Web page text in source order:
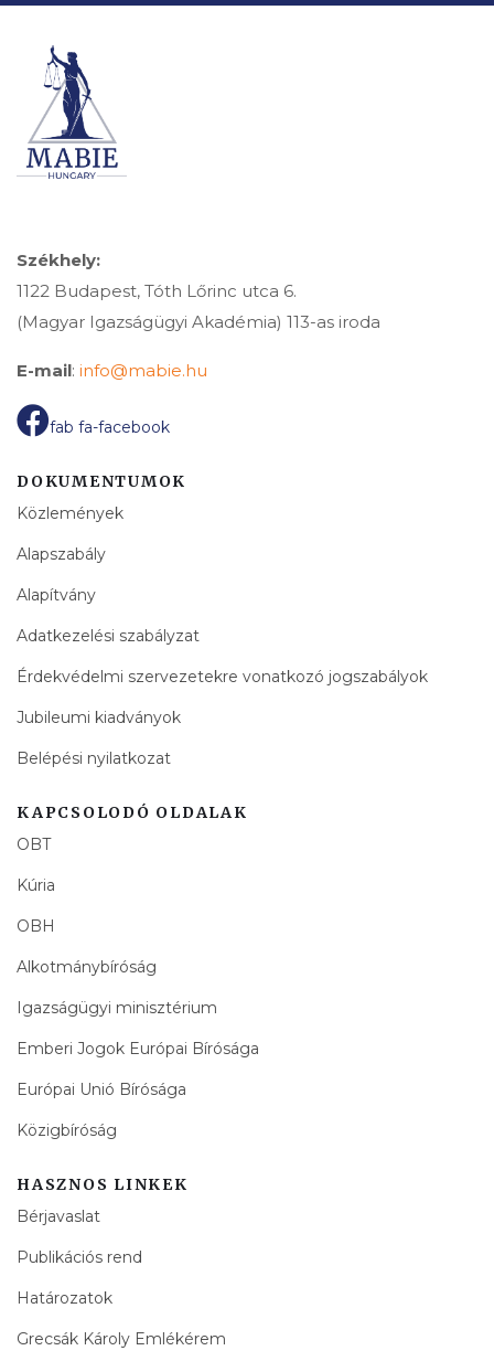
Székhely:
1122 Budapest, Tóth Lőrinc utca 6.
(Magyar Igazságügyi Akadémia) 113-as iroda
E-mail: info@mabie.hu
fab fa-facebook
DOKUMENTUMOK
Közlemények
Alapszabály
Alapítvány
Adatkezelési szabályzat
Érdekvédelmi szervezetekre vonatkozó jogszabályok
Jubileumi kiadványok
Belépési nyilatkozat
KAPCSOLODÓ OLDALAK
OBT
Kúria
OBH
Alkotmánybíróság
Igazságügyi minisztérium
Emberi Jogok Európai Bírósága
Európai Unió Bírósága
Közigbíróság
HASZNOS LINKEK
Bérjavaslat
Publikációs rend
Határozatok
Grecsák Károly Emlékérem